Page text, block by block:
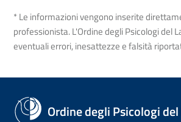
* Le informazioni vengono inserite
professionista. L'Ordine degli Psicologi del
eventuali errori, inesattezze e falsità
Ordine degli Psicologi